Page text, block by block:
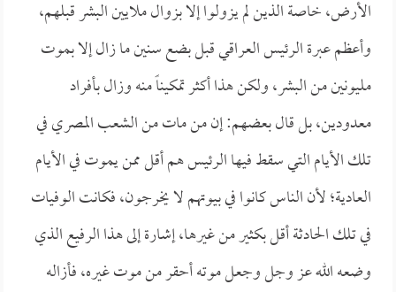
الأرض، خاصة الذين لم يزولوا إلا بزوال ملايين البشر قبلهم،
وأعظم عبرة الرئيس العراقي قبل بضع سنين ما زال إلا بموت
مليونين من البشر، ولكن هذا أكثر تمكيناً منه وزال بأفراد
معدودين، بل قال بعضهم: إن من مات من الشعب المصري في
تلك الأيام التي سقط فيها الرئيس هم أقل ممن يموت في الأيام
العادية؛ لأن الناس كانوا في بيوتهم لا يخرجون، فكانت الوفيات
في تلك الحادثة أقل بكثير من غيرها، إشارة إلى هذا الرفيع الذي
وضعه الله عز وجل وجعل موته أحقر من موت غيره، فأزاله